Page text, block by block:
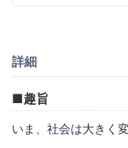
詳細
■趣旨
いま、社会は大きく